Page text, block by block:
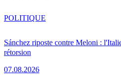
Sánchez riposte contre Meloni :
rétorsion
07.08.2026
POLITIQUE